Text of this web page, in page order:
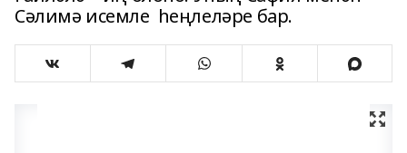
Сәлимә исемле һеңлеләре бар.